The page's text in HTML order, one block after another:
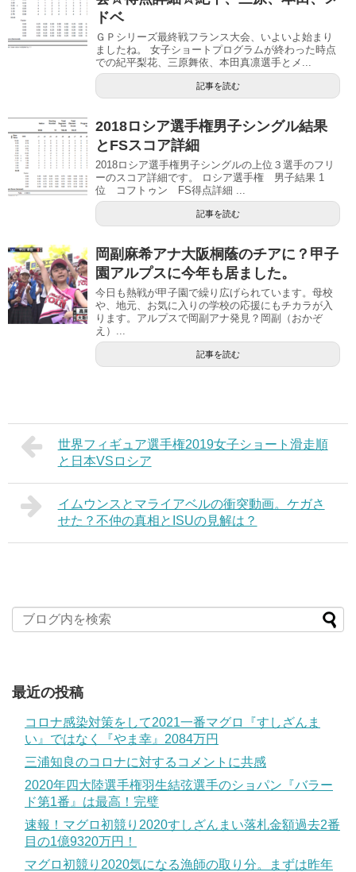
ドベ
ＧＰシリーズ最終戦フランス大会、いよいよ始まり
ましたね。 女子ショートプログラムが終わった時点
での紀平梨花、三原舞依、本田真凛選手とメ...
記事を読む
2018ロシア選手権男子シングル結果
とFSスコア詳細
2018ロシア選手権男子シングルの上位３選手のフリ
ーのスコア詳細です。 ロシア選手権 男子結果 1
位 コフトゥン FS得点詳細 ...
記事を読む
岡副麻希アナ大阪桐蔭のチアに？甲子
園アルプスに今年も居ました。
今日も熱戦が甲子園で繰り広げられています。母校
や、地元、お気に入りの学校の応援にもチカラが入
ります。アルプスで岡副アナ発見？岡副（おかぞ
え）...
記事を読む
世界フィギュア選手権2019女子ショート滑走順
と日本VSロシア
イムウンスとマライアベルの衝突動画。ケガさ
せた？不仲の真相とISUの見解は？
最近の投稿
コロナ感染対策をして2021一番マグロ『すしざんま
い』ではなく『やま幸』2084万円
三浦知良のコロナに対するコメントに共感
2020年四大陸選手権羽生結弦選手のショパン『バラー
ド第1番』は最高！完璧
速報！マグロ初競り2020すしざんまい落札金額過去2番
目の1億9320万円！
マグロ初競り2020気になる漁師の取り分。まずは昨年